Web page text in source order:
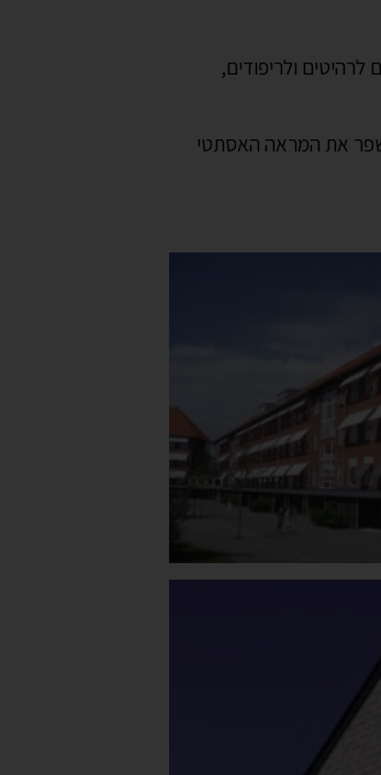
ולריפודים,
לשפר את המראה האסתטי